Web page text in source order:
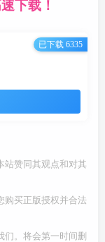
下载！
已下载 6335
站赞同其观点和对其
购买正版授权并合法
们。将会第一时间删